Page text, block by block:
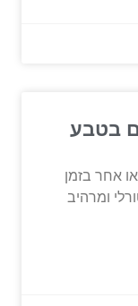
בטבע
אחר בזמן
ומרהיב